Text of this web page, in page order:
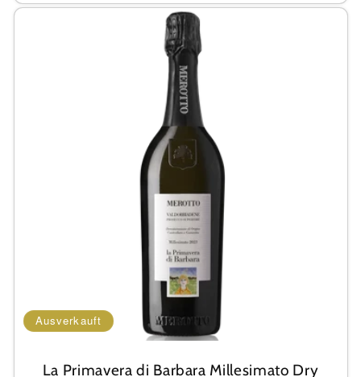
Ausverkauft
La Primavera di Barbara Millesimato Dry